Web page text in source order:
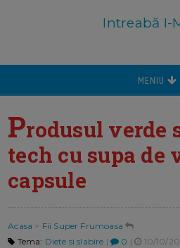
Intreabă I-
MENIU
Produsul verde
tech cu supa de
capsule
Acasa > Fii Super Frumoasa
Tema: Diete si slabire | 0 | 10/10/